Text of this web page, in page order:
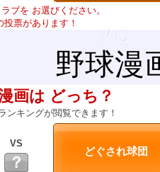
ブを お選びください。
投票があります！
野球漫
画は どっち？
ンキングが閲覧できます！
VS
？